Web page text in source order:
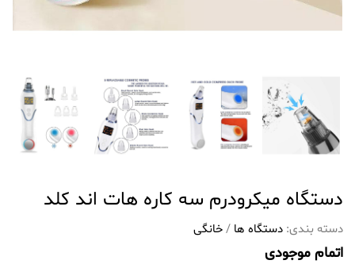
دستگاه میکرودرم سه کاره هات اند کلد
دسته بندی: دستگاه ها /خانگی
اتمام موجودی